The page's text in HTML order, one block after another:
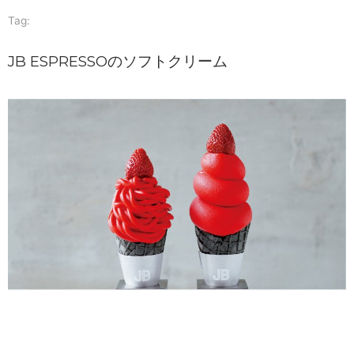
Tag:
JB ESPRESSOのソフトクリーム